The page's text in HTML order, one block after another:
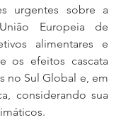
urgentes sobre a
Europeia de
alimentares e
os efeitos cascata
no Sul Global e, em
considerando sua